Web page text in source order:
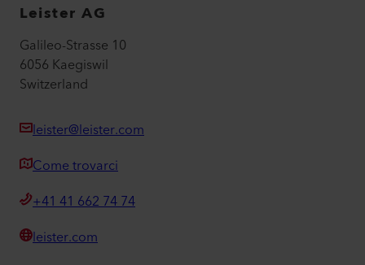
Leister AG
Galileo-Strasse 10
6056 Kaegiswil
Switzerland
leister@leister.com
Come trovarci
+41 41 662 74 74
leister.com